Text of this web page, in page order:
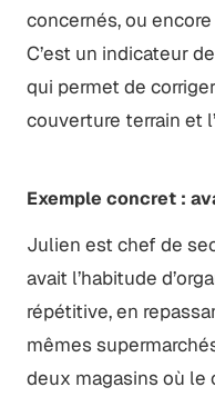
concernés, ou
C’est un indicateur
qui permet de
couverture terrain et
Exemple concret :
Julien est chef de
avait l’habitude
répétitive, en
mêmes
deux magasins où le